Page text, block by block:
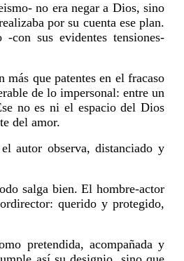
no era negar a Dios, sino
por su cuenta ese plan.
sus evidentes tensiones-
que patentes en el fracaso
de lo impersonal: entre un
no es ni el espacio del Dios
del amor.
autor observa, distanciado y
salga bien. El hombre-actor
querido y protegido,
pretendida, acompañada y